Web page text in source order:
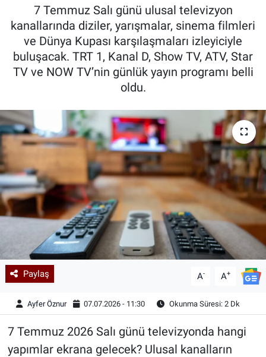
7 Temmuz Salı günü ulusal televizyon
kanallarında diziler, yarışmalar, sinema filmleri
ve Dünya Kupası karşılaşmaları izleyiciyle
buluşacak. TRT 1, Kanal D, Show TV, ATV, Star
TV ve NOW TV’nin günlük yayın programı belli
oldu.
Paylaş A- A+
Ayfer Öznur 07.07.2026 - 11:30 Okunma Süresi: 2 Dk
7 Temmuz 2026 Salı günü televizyonda hangi
yapımlar ekrana gelecek? Ulusal kanalların
İnanç
Kadın & Aile
Kültür & Sanat
Siyaset
Teknoloji
Yazarlar
Astroloji-Rüya